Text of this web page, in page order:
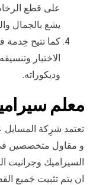
على قطع
يشع بالجمال
كما تتيح خِدمة
الاختيار
وديكوراته.
معلم
تعتمد شرِكة
و مقاول متخصصين
السيراميك وجرانيت
ان يتم تثبيت جَميع